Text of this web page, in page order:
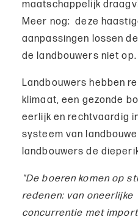
maatschappelijk
Meer nog: deze
aanpassingen lossen
de landbouwers niet op.
Landbouwers hebben
klimaat, een gezonde
eerlijk en rechtvaardig
systeem van
landbouwers de
"De boeren komen op
redenen: van oneerlijke
concurrentie met